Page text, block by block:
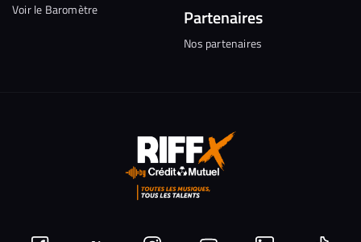
Voir le Baromètre Partenaires
Nos partenaires